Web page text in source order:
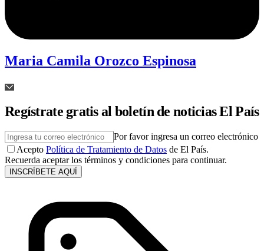
Maria Camila Orozco Espinosa
Regístrate gratis al boletín de noticias El País
Por favor ingresa un correo electrónico
Acepto Política de Tratamiento de Datos de El País.
Recuerda aceptar los términos y condiciones para continuar.
INSCRÍBETE AQUÍ